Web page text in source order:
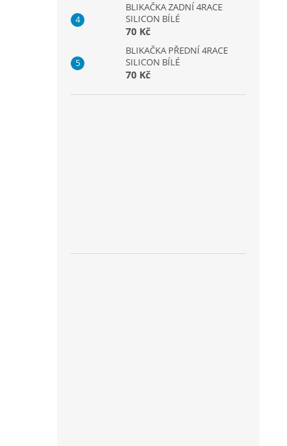
BLIKAČKA ZADNÍ 4RACE
SILICON BÍLÉ
70 Kč
BLIKAČKA PŘEDNÍ 4RACE
SILICON BÍLÉ
70 Kč